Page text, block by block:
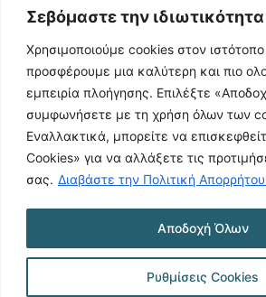
Σεβόμαστε την
Χρησιμοποιούμε cookies στον
προσφέρουμε μια καλύτερη και πιο
εμπειρία πλοήγησης. Επιλέξτε
συμφωνήσετε με τη χρήση όλων των
Εναλλακτικά, μπορείτε να
Cookies» για να αλλάξετε τις
σας. Διαβάστε την Πολιτική
Ρυθμίσεις Cookies
Αποδοχή Όλων
Αριθμός Πιστοποίησης Μ.Η.Τ.
ΑΚΟΛΟΥΘΗΣΕ
Όροι Χρήσης
Κατασκευή Ιστοσελίδας |